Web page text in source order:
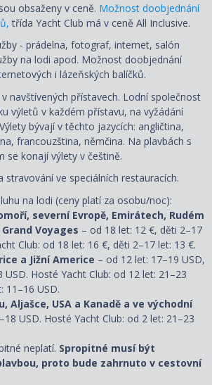
obsaženy v ceně. Možnost doobjednání
třída Yacht Club má v ceně All Inclusive.
- prádelna, fotograf, internet, salón
na lodi apod. Možnost doobjednání
i lázeňských balíčků.
navštívených přístavech. Lodní společnost
výletů v každém přístavu, na vyžádání
bývají v těchto jazycích: angličtina,
francouzština, němčina. Na plavbách s
se konají výlety v češtině.
stravování ve speciálních restauracích.
na lodi (ceny platí za osobu/noc):
severní Evropě, Emirátech, Rudém
Voyages – od 18 let: 12 €, děti 2–17
Club: od 18 let: 16 €, děti 2–17 let: 13 €.
a Jižní Americe – od 12 let: 17–19 USD,
USD. Hosté Yacht Club: od 12 let: 21–23
11–16 USD.
Aljašce, USA a Kanadě a ve východní
USD. Hosté Yacht Club: od 2 let: 21–23
neplatí. Spropitné musí být
proto bude zahrnuto v cestovní